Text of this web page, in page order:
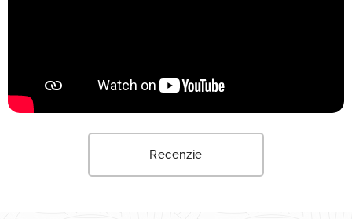
Recenzie